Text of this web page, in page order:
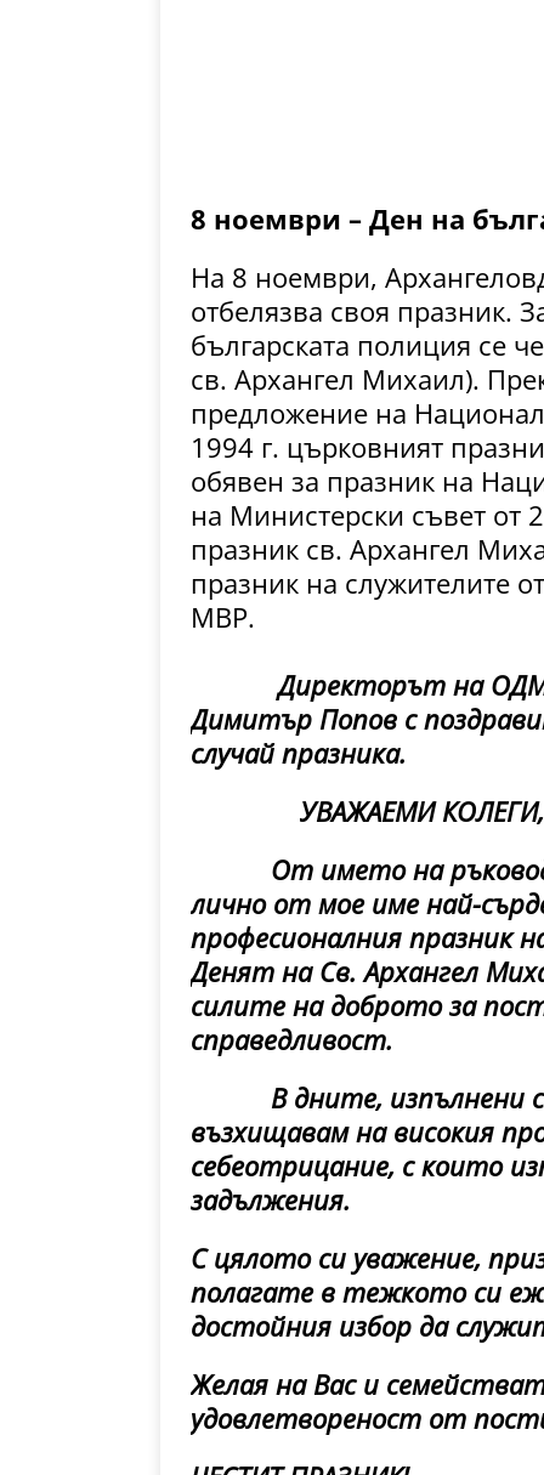
8 ноември – Ден на
На 8 ноември,
отбелязва своя празник.
българската полиция се
св. Архангел Михаил).
предложение на
1994 г. църковният
обявен за празник на
на Министерски съвет от
празник св. Архангел
празник на служителите
МВР.
Директорът на
Димитър Попов с
случай празника.
УВАЖАЕМИ КОЛЕГИ,
От името на
лично от мое име най-
професионалния празник
Денят на Св. Архангел
силите на доброто за
справедливост.
В дните, изпълнени с
възхищавам на високия
себеотрицание, с които
задължения.
С цялото си уважение,
полагате в тежкото си
достойния избор да
Желая на Вас и
удовлетвореност от